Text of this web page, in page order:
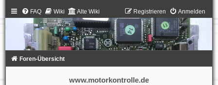
FAQ Wiki Alte Wiki Anmelden
Registrieren
Foren-Übersicht
www.motorkontrolle.de